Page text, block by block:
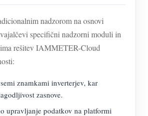
nadzorom na osnovi
specifični nadzorni moduli in
rešitev IAMMETER-Cloud
znamkami inverterjev, kar
zasnove.
upravljanje podatkov na platformi